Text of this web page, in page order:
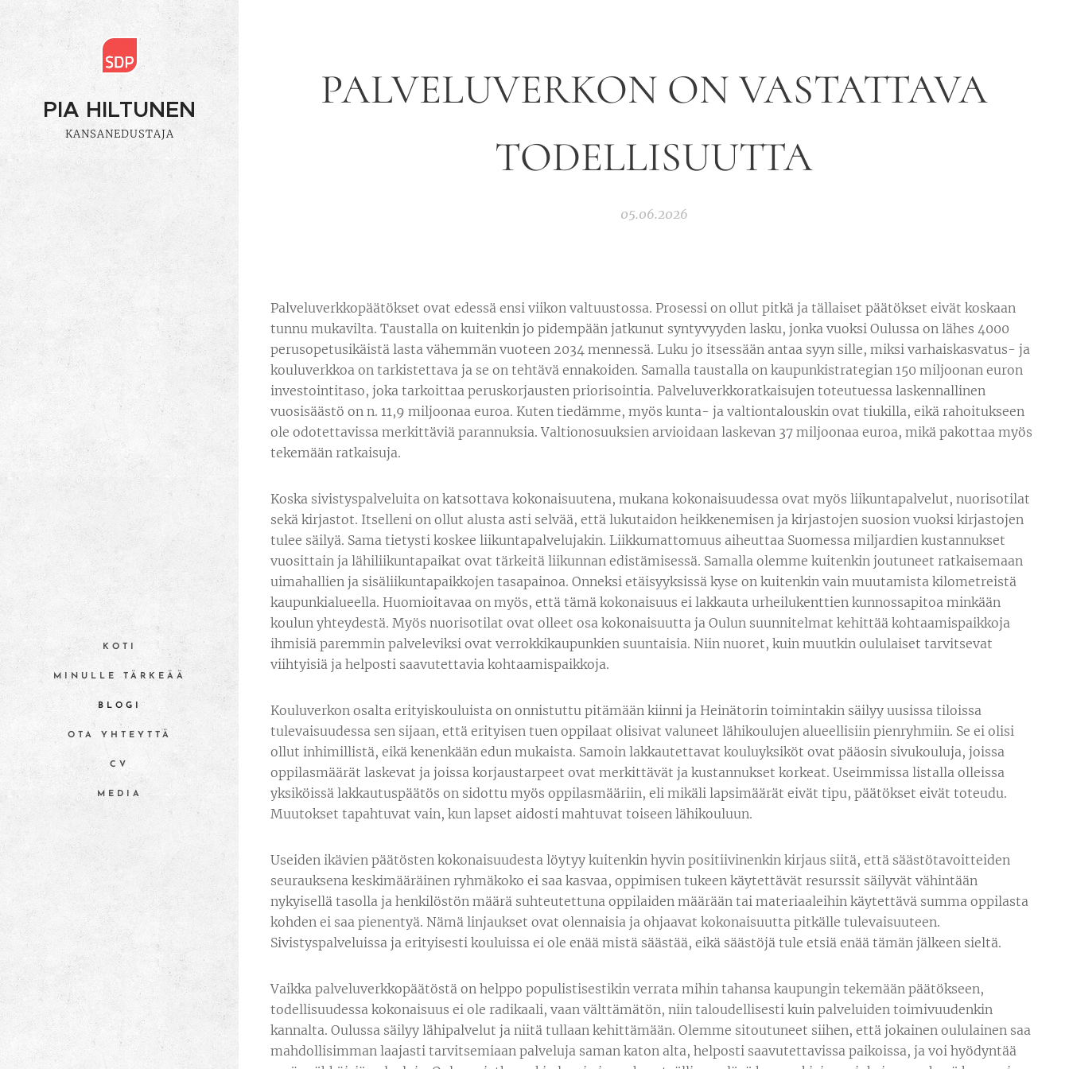
PIA HILTUNEN
KANSANEDUSTAJA
KOTI
MINULLE TÄRKEÄÄ
BLOGI
OTA YHTEYTTÄ
CV
MEDIA
PALVELUVERKON ON VASTATTAVA
TODELLISUUTTA
05.06.2026
Palveluverkkopäätökset ovat edessä ensi viikon valtuustossa. Prosessi on ollut pitkä ja tällaiset päätökset eivät koskaan
tunnu mukavilta. Taustalla on kuitenkin jo pidempään jatkunut syntyvyyden lasku, jonka vuoksi Oulussa on lähes 4000
perusopetusikäistä lasta vähemmän vuoteen 2034 mennessä. Luku jo itsessään antaa syyn sille, miksi varhaiskasvatus- ja
kouluverkkoa on tarkistettava ja se on tehtävä ennakoiden. Samalla taustalla on kaupunkistrategian 150 miljoonan euron
investointitaso, joka tarkoittaa peruskorjausten priorisointia. Palveluverkkoratkaisujen toteutuessa laskennallinen
vuosisäästö on n. 11,9 miljoonaa euroa. Kuten tiedämme, myös kunta- ja valtiontalouskin ovat tiukilla, eikä rahoitukseen
ole odotettavissa merkittäviä parannuksia. Valtionosuuksien arvioidaan laskevan 37 miljoonaa euroa, mikä pakottaa myös
tekemään ratkaisuja.
Koska sivistyspalveluita on katsottava kokonaisuutena, mukana kokonaisuudessa ovat myös liikuntapalvelut, nuorisotilat
sekä kirjastot. Itselleni on ollut alusta asti selvää, että lukutaidon heikkenemisen ja kirjastojen suosion vuoksi kirjastojen
tulee säilyä. Sama tietysti koskee liikuntapalvelujakin. Liikkumattomuus aiheuttaa Suomessa miljardien kustannukset
vuosittain ja lähiliikuntapaikat ovat tärkeitä liikunnan edistämisessä. Samalla olemme kuitenkin joutuneet ratkaisemaan
uimahallien ja sisäliikuntapaikkojen tasapainoa. Onneksi etäisyyksissä kyse on kuitenkin vain muutamista kilometreistä
kaupunkialueella. Huomioitavaa on myös, että tämä kokonaisuus ei lakkauta urheilukenttien kunnossapitoa minkään
koulun yhteydestä. Myös nuorisotilat ovat olleet osa kokonaisuutta ja Oulun suunnitelmat kehittää kohtaamispaikkoja
ihmisiä paremmin palveleviksi ovat verrokkikaupunkien suuntaisia. Niin nuoret, kuin muutkin oululaiset tarvitsevat
viihtyisiä ja helposti saavutettavia kohtaamispaikkoja.
Kouluverkon osalta erityiskouluista on onnistuttu pitämään kiinni ja Heinätorin toimintakin säilyy uusissa tiloissa
tulevaisuudessa sen sijaan, että erityisen tuen oppilaat olisivat valuneet lähikoulujen alueellisiin pienryhmiin. Se ei olisi
ollut inhimillistä, eikä kenenkään edun mukaista. Samoin lakkautettavat kouluyksiköt ovat pääosin sivukouluja, joissa
oppilasmäärät laskevat ja joissa korjaustarpeet ovat merkittävät ja kustannukset korkeat. Useimmissa listalla olleissa
yksiköissä lakkautuspäätös on sidottu myös oppilasmääriin, eli mikäli lapsimäärät eivät tipu, päätökset eivät toteudu.
Muutokset tapahtuvat vain, kun lapset aidosti mahtuvat toiseen lähikouluun.
Useiden ikävien päätösten kokonaisuudesta löytyy kuitenkin hyvin positiivinenkin kirjaus siitä, että säästötavoitteiden
seurauksena keskimääräinen ryhmäkoko ei saa kasvaa, oppimisen tukeen käytettävät resurssit säilyvät vähintään
nykyisellä tasolla ja henkilöstön määrä suhteutettuna oppilaiden määrään tai materiaaleihin käytettävä summa oppilasta
kohden ei saa pienentyä. Nämä linjaukset ovat olennaisia ja ohjaavat kokonaisuutta pitkälle tulevaisuuteen.
Sivistyspalveluissa ja erityisesti kouluissa ei ole enää mistä säästää, eikä säästöjä tule etsiä enää tämän jälkeen sieltä.
Vaikka palveluverkkopäätöstä on helppo populistisestikin verrata mihin tahansa kaupungin tekemään päätökseen,
todellisuudessa kokonaisuus ei ole radikaali, vaan välttämätön, niin taloudellisesti kuin palveluiden toimivuudenkin
kannalta. Oulussa säilyy lähipalvelut ja niitä tullaan kehittämään. Olemme sitoutuneet siihen, että jokainen oululainen saa
mahdollisimman laajasti tarvitsemiaan palveluja saman katon alta, helposti saavutettavissa paikoissa, ja voi hyödyntää